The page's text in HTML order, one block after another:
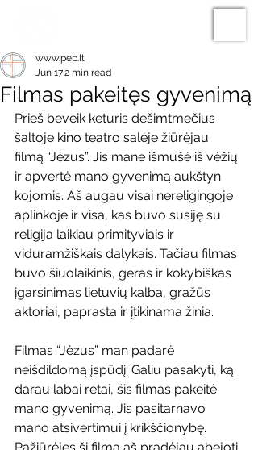
Filmas pakeitęs gyvenimą
www.peb.lt
Jun 172 min read
Prieš beveik keturis dešimtmečius
šaltoje kino teatro salėje žiūrėjau
filmą “Jėzus”. Jis mane išmušė iš vėžių
ir apvertė mano gyvenimą aukštyn
kojomis. Aš augau visai nereligingoje
aplinkoje ir visa, kas buvo susiję su
religija laikiau primityviais ir
viduramžiškais dalykais. Tačiau filmas
buvo šiuolaikinis, geras ir kokybiškas
įgarsinimas lietuvių kalba, gražūs
aktoriai, paprasta ir įtikinama žinia.
Filmas “Jėzus” man padarė
neišdildomą įspūdį. Galiu pasakyti, ką
darau labai retai, šis filmas pakeitė
mano gyvenimą. Jis pasitarnavo
mano atsivertimui į krikščionybę.